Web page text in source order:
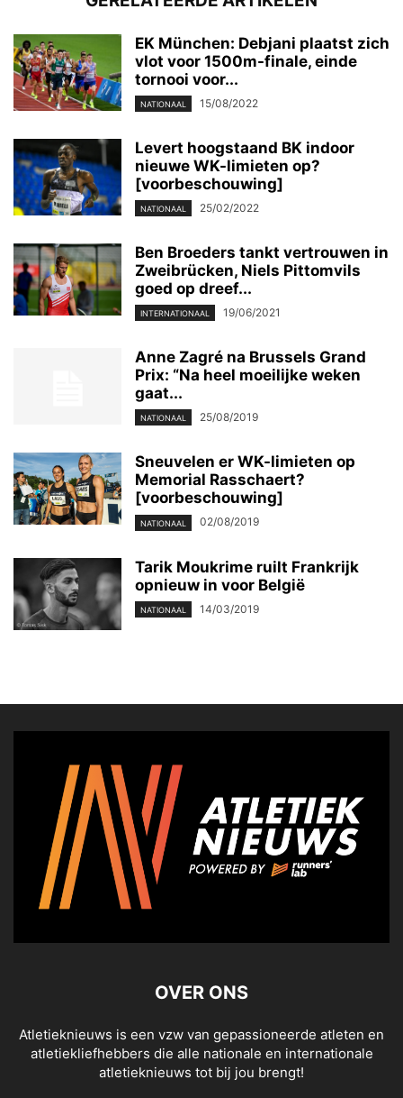
EK München: Debjani plaatst zich
vlot voor 1500m-finale, einde
tornooi voor...
NATIONAAL 15/08/2022
Levert hoogstaand BK indoor
nieuwe WK-limieten op?
[voorbeschouwing]
NATIONAAL 25/02/2022
Ben Broeders tankt vertrouwen in
Zweibrücken, Niels Pittomvils
goed op dreef...
INTERNATIONAAL 19/06/2021
Anne Zagré na Brussels Grand
Prix: “Na heel moeilijke weken
gaat...
NATIONAAL 25/08/2019
Sneuvelen er WK-limieten op
Memorial Rasschaert?
[voorbeschouwing]
NATIONAAL 02/08/2019
Tarik Moukrime ruilt Frankrijk
opnieuw in voor België
NATIONAAL 14/03/2019
OVER ONS
Atletieknieuws is een vzw van gepassioneerde atleten en
atletiekliefhebbers die alle nationale en internationale
atletieknieuws tot bij jou brengt!